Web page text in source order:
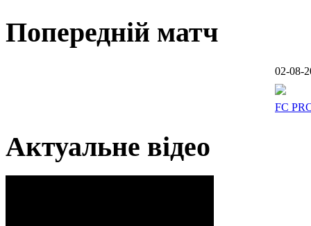
Попередній матч
02-08-
FC
Актуальне відео